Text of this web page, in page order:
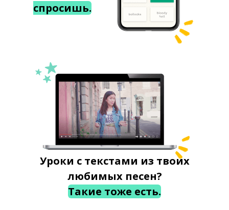
спросишь.
Уроки с текстами из твоих
любимых песен?
Такие тоже есть.